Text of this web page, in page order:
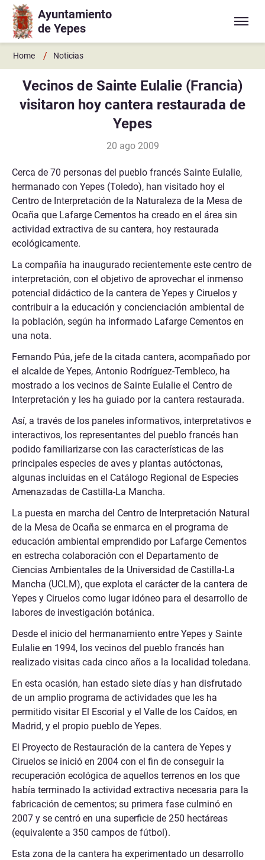
Ir a contenido principal
Ayuntamiento
de Yepes
Home / Noticias
Vecinos de Sainte Eulalie (Francia)
visitaron hoy cantera restaurada de
Yepes
20 ago 2009
Cerca de 70 personas del pueblo francés Sainte Eulalie,
hermanado con Yepes (Toledo), han visitado hoy el
Centro de Interpretación de la Naturaleza de la Mesa de
Ocaña que Lafarge Cementos ha creado en el área sin
actividad extractiva de su cantera, hoy restaurada
ecológicamente.
La compañía ha inaugurado recientemente este centro de
interpretación, con el objetivo de aprovechar el inmenso
potencial didáctico de la cantera de Yepes y Ciruelos y
contribuir a la educación y concienciación ambiental de
la población, según ha informado Lafarge Cementos en
una nota.
Fernando Púa, jefe de la citada cantera, acompañado por
el alcalde de Yepes, Antonio Rodríguez-Tembleco, ha
mostrado a los vecinos de Sainte Eulalie el Centro de
Interpretación y les ha guiado por la cantera restaurada.
Así, a través de los paneles informativos, interpretativos e
interactivos, los representantes del pueblo francés han
podido familiarizarse con las características de las
principales especies de aves y plantas autóctonas,
algunas incluidas en el Catálogo Regional de Especies
Amenazadas de Castilla-La Mancha.
La puesta en marcha del Centro de Interpretación Natural
de la Mesa de Ocaña se enmarca en el programa de
educación ambiental emprendido por Lafarge Cementos
en estrecha colaboración con el Departamento de
Ciencias Ambientales de la Universidad de Castilla-La
Mancha (UCLM), que explota el carácter de la cantera de
Yepes y Ciruelos como lugar idóneo para el desarrollo de
labores de investigación botánica.
Desde el inicio del hermanamiento entre Yepes y Sainte
Eulalie en 1994, los vecinos del pueblo francés han
realizado visitas cada cinco años a la localidad toledana.
En esta ocasión, han estado siete días y han disfrutado
de un amplio programa de actividades que les ha
permitido visitar El Escorial y el Valle de los Caídos, en
Madrid, y el propio pueblo de Yepes.
El Proyecto de Restauración de la cantera de Yepes y
Ciruelos se inició en 2004 con el fin de conseguir la
recuperación ecológica de aquellos terrenos en los que
había terminado la actividad extractiva necesaria para la
fabricación de cementos; su primera fase culminó en
2007 y se centró en una superficie de 250 hectáreas
(equivalente a 350 campos de fútbol).
Esta zona de la cantera ha experimentado un desarrollo